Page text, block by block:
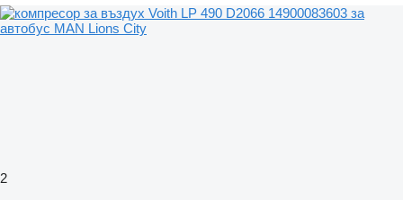
2